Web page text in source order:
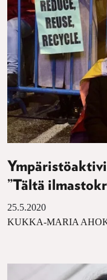
”Tältä
25.5.2020
KUKKA-MARIA